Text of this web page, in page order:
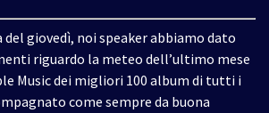
giovedì, noi speaker abbiamo dato
riguardo la meteo dell’ultimo mese
Music dei migliori 100 album di tutti i
come sempre da buona